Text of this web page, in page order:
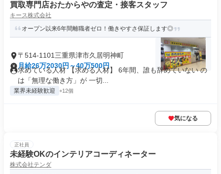
買取専門店おたからやの査定・接客スタッフ
キース株式会社
オープン以来6年間離職者ゼロ！働きやすさ保証します◎
〒514-1101三重県津市久居明神町
月給26万2030円～40万500円
求めている人材 【求める人材】 6年間、誰も辞めていない の
は「無理な働き方」が 一切...
業界未経験歓迎 +12個
気になる
正社員
未経験OKのインテリアコーディネーター
株式会社テンダ